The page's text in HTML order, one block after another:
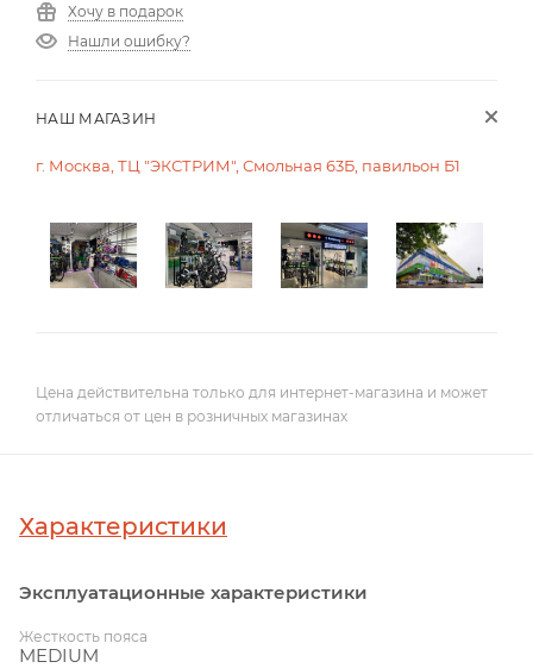
Хочу в подарок
Нашли ошибку?
НАШ МАГАЗИН
г. Москва, ТЦ "ЭКСТРИМ", Смольная 63Б, павильон Б1
Цена действительна только для интернет-магазина и может
отличаться от цен в розничных магазинах
Характеристики
Эксплуатационные характеристики
Жесткость пояса
MEDIUM